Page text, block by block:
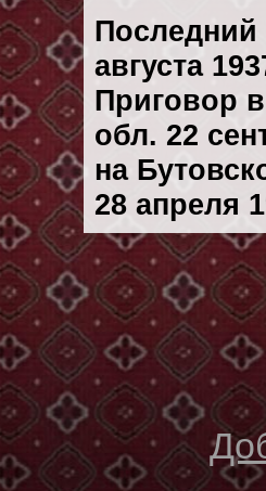
Последний
августа
Приговор
обл. 22
на
28 апреля